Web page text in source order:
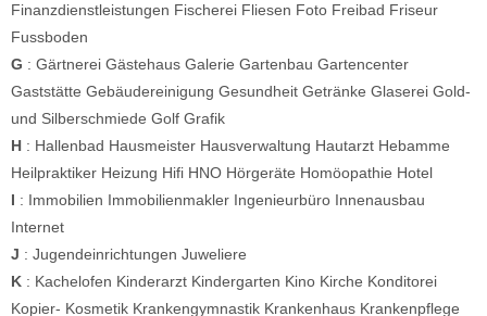
Finanzdienstleistungen Fischerei Fliesen Foto Freibad Friseur
Fussboden
G : Gärtnerei Gästehaus Galerie Gartenbau Gartencenter
Gaststätte Gebäudereinigung Gesundheit Getränke Glaserei Gold-
und Silberschmiede Golf Grafik
H : Hallenbad Hausmeister Hausverwaltung Hautarzt Hebamme
Heilpraktiker Heizung Hifi HNO Hörgeräte Homöopathie Hotel
I : Immobilien Immobilienmakler Ingenieurbüro Innenausbau
Internet
J : Jugendeinrichtungen Juweliere
K : Kachelofen Kinderarzt Kindergarten Kino Kirche Konditorei
Kopier- Kosmetik Krankengymnastik Krankenhaus Krankenpflege